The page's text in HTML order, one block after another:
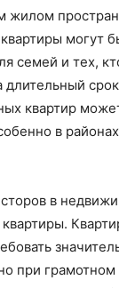
жилом
могут
семей и тех,
квартир
в
в
квартиры.
при